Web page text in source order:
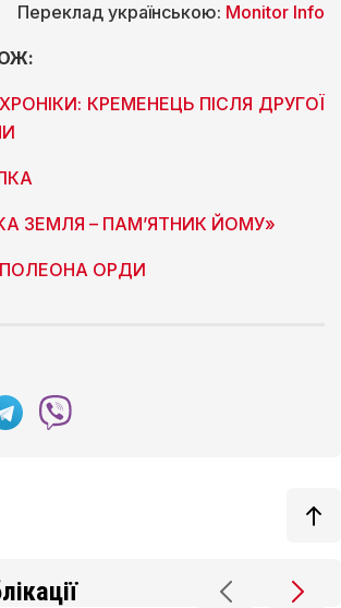
Переклад українською: Monitor Info
КРЕМЕНЕЦЬ ПІСЛЯ ДРУГОЇ
ЗЕМЛЯ – ПАМ’ЯТНИК ЙОМУ»
ОРДИ